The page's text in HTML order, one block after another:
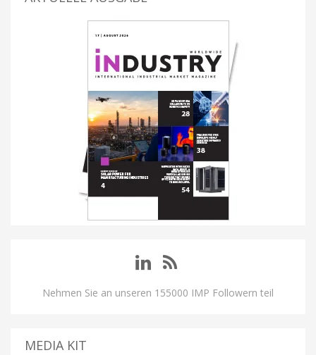
Nehmen Sie an unseren 155000 IMP Followern teil
MEDIA KIT